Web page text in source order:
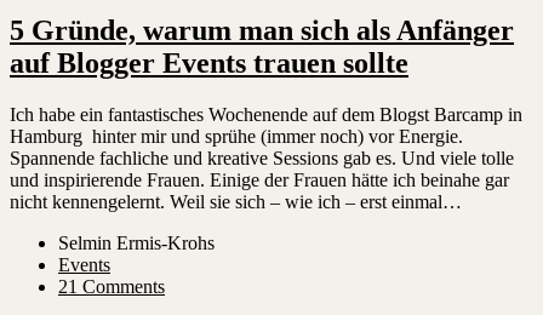
5 Gründe, warum man sich als Anfänger
auf Blogger Events trauen sollte
Ich habe ein fantastisches Wochenende auf dem Blogst Barcamp in
Hamburg hinter mir und sprühe (immer noch) vor Energie.
Spannende fachliche und kreative Sessions gab es. Und viele tolle
und inspirierende Frauen. Einige der Frauen hätte ich beinahe gar
nicht kennengelernt. Weil sie sich – wie ich – erst einmal…
Selmin Ermis-Krohs
Events
21 Comments